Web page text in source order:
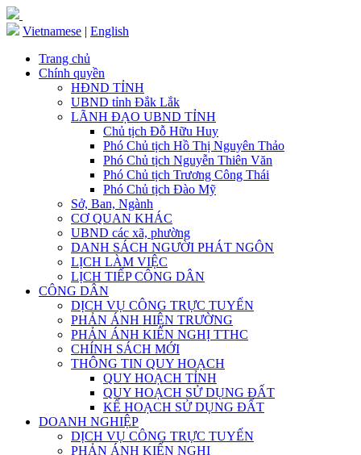
Vietnamese | English
Trang chủ
Chính quyền
HĐND TỈNH
UBND tỉnh Đắk Lắk
LÃNH ĐẠO UBND TỈNH
Chủ tịch Đỗ Hữu Huy
Phó Chủ tịch Hồ Thị Nguyên Thảo
Phó Chủ tịch Nguyễn Thiên Văn
Phó Chủ tịch Trương Công Thái
Phó Chủ tịch Đào Mỹ
Sở, Ban, Ngành
CƠ QUAN KHÁC
UBND các xã, phường
DANH SÁCH NGƯỜI PHÁT NGÔN
LỊCH LÀM VIỆC
LỊCH TIẾP CÔNG DÂN
CÔNG DÂN
DỊCH VỤ CÔNG TRỰC TUYẾN
PHẢN ÁNH HIỆN TRƯỜNG
PHẢN ÁNH KIẾN NGHỊ TTHC
CHÍNH SÁCH MỚI
THÔNG TIN QUY HOẠCH
QUY HOẠCH TỈNH
QUY HOẠCH SỬ DỤNG ĐẤT
KẾ HOẠCH SỬ DỤNG ĐẤT
DOANH NGHIỆP
DỊCH VỤ CÔNG TRỰC TUYẾN
PHẢN ÁNH KIẾN NGHỊ